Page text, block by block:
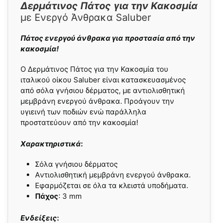
Δερμάτινος Πάτος για την Κακοσμία
με Ενεργό Άνθρακα Saluber
Πάτος ενεργού άνθρακα για προστασία από την
κακοσμία!
O Δερμάτινος Πάτος για την Κακοσμία του
ιταλικού οίκου Saluber είναι κατασκευασμένος
από σόλα γνήσιου δέρματος, με αντιολισθητική
μεμβράνη ενεργού άνθρακα. Προάγουν την
υγιεινή των ποδιών ενώ παράλληλα
προστατεύουν από την κακοσμία!
Xαρακτηριστικά:
Σόλα γνήσιου δέρματος
Aντιολισθητική μεμβράνη ενεργού άνθρακα.
Εφαρμόζεται σε όλα τα κλειστά υποδήματα.
Πάχος: 3 mm
Ενδείξεις: